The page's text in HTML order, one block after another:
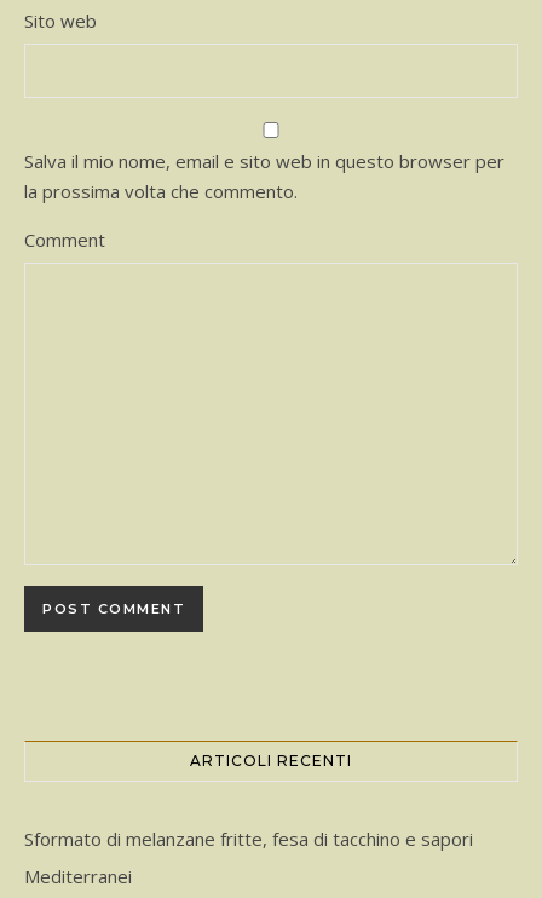
Sito web
Salva il mio nome, email e sito web in questo browser per
la prossima volta che commento.
Comment
ARTICOLI RECENTI
Sformato di melanzane fritte, fesa di tacchino e sapori
Mediterranei